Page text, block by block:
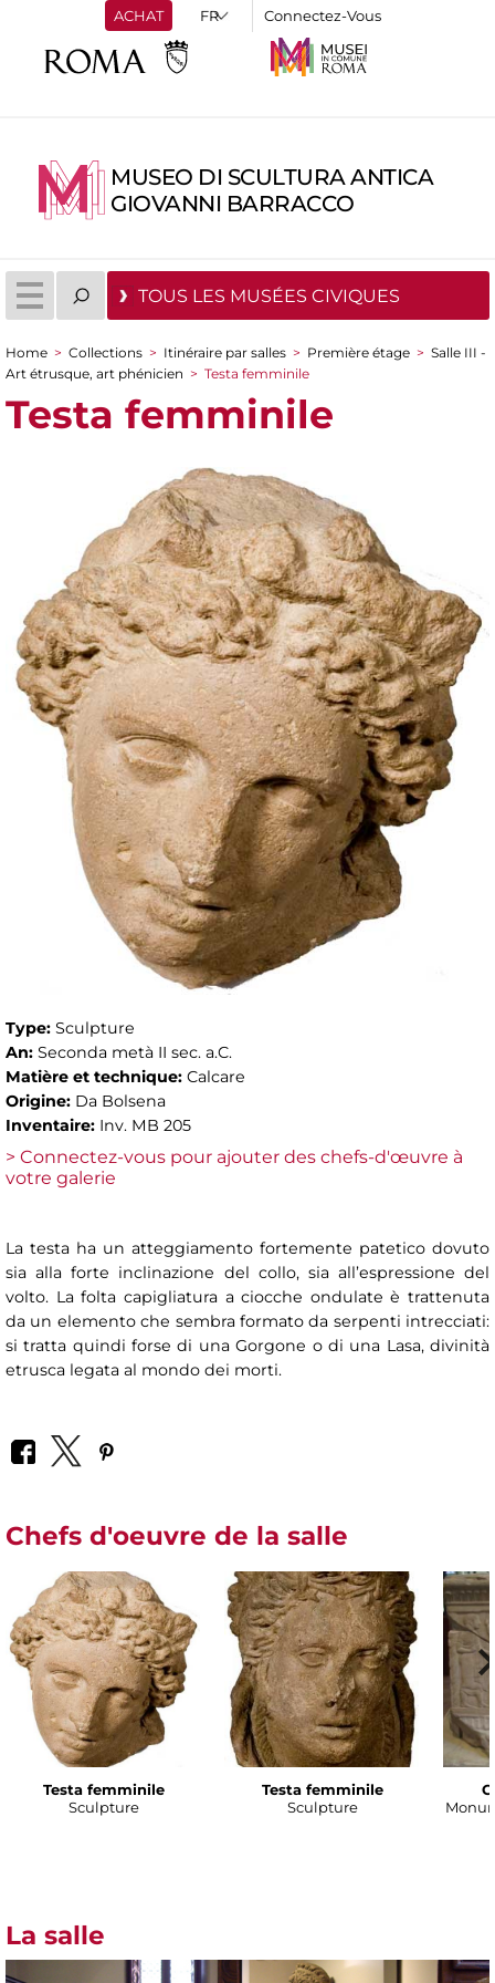
ACHAT Connectez-Vous
MUSEO DI SCULTURA ANTICA
GIOVANNI BARRACCO
TOUS LES MUSÉES CIVIQUES
You are here
Home > Collections > Itinéraire par salles > Première étage > Salle III -
Art étrusque, art phénicien > Testa femminile
Testa femminile
Type: Sculpture
An: Seconda metà II sec. a.C.
Matière et technique: Calcare
Origine: Da Bolsena
Inventaire: Inv. MB 205
> Connectez-vous pour ajouter des chefs-d'œuvre à
votre galerie
La testa ha un atteggiamento fortemente patetico dovuto
sia alla forte inclinazione del collo, sia all’espressione del
volto. La folta capigliatura a ciocche ondulate è trattenuta
da un elemento che sembra formato da serpenti intrecciati:
si tratta quindi forse di una Gorgone o di una Lasa, divinità
etrusca legata al mondo dei morti.
Chefs d'oeuvre de la salle
Testa femminile
Sculpture
Testa femminile
Sculpture
La salle